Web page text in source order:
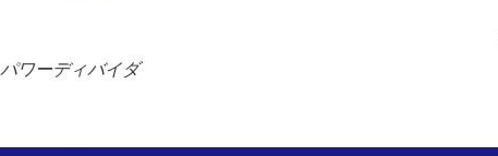
パワーディバイダ